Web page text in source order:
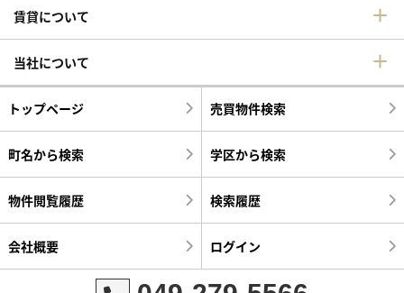
賃貸について
当社について
トップページ 売買物件検索
町名から検索 学区から検索
物件閲覧履歴 検索履歴
会社概要 ログイン